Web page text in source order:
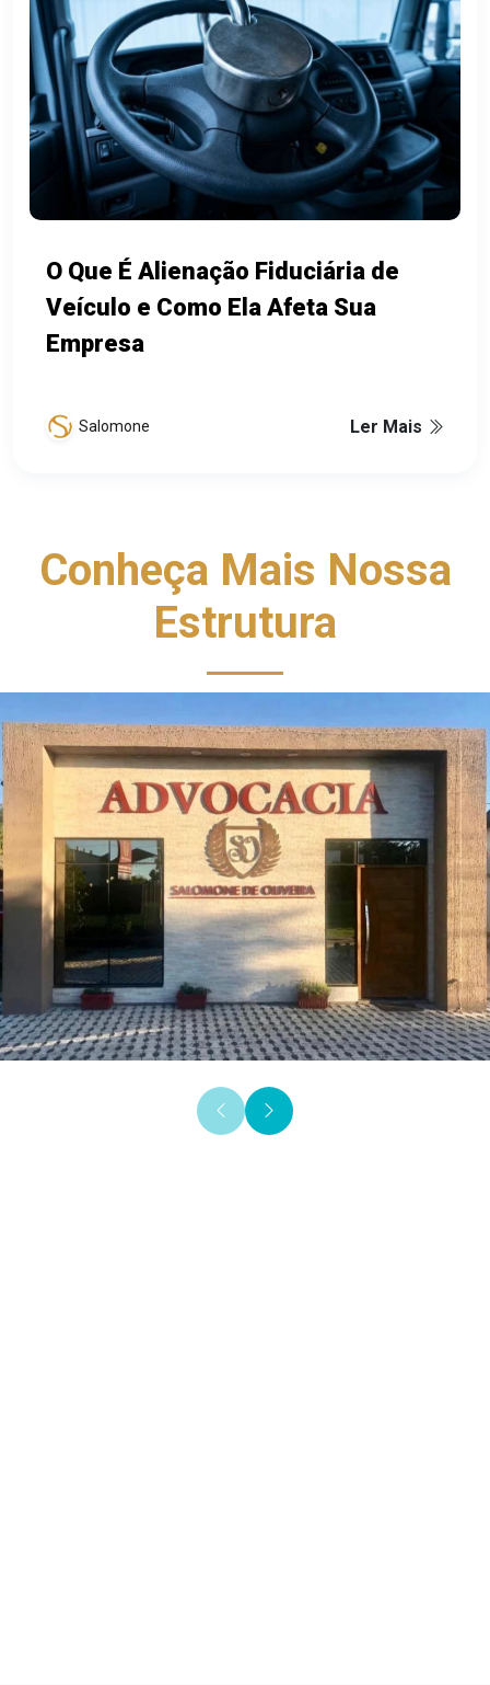
O Que É Alienação Fiduciária de
Veículo e Como Ela Afeta Sua
Empresa
Salomone Ler Mais
Conheça Mais Nossa
Estrutura